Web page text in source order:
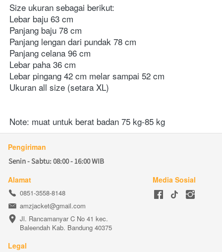
Size ukuran sebagai berikut:
Lebar baju 63 cm
Panjang baju 78 cm
Panjang lengan dari pundak 78 cm
Panjang celana 96 cm
Lebar paha 36 cm
Lebar pingang 42 cm melar sampai 52 cm
Ukuran all size (setara XL)
Note: muat untuk berat badan 75 kg-85 kg
Pengiriman
Senin - Sabtu: 08:00 - 16:00 WIB
Alamat
0851-3558-8148
amzjacket@gmail.com
Jl. Rancamanyar C No 41 kec.
Baleendah Kab. Bandung 40375
Media Sosial
Legal